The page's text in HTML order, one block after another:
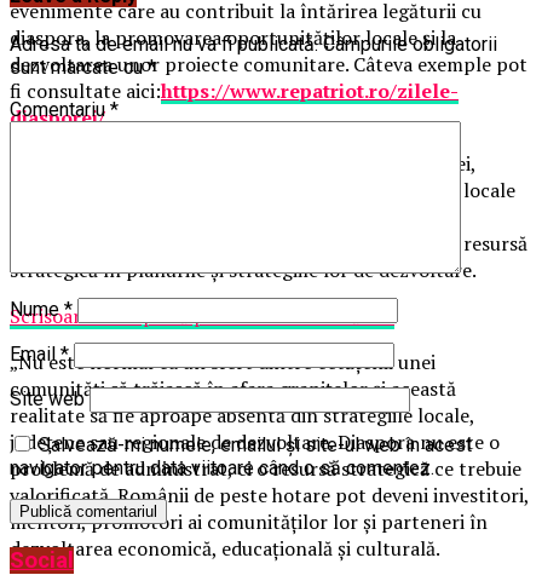
evenimente care au contribuit la întărirea legăturii cu
diaspora, la promovarea oportunităților locale și la
dezvoltarea unor proiecte comunitare. Câteva exemple pot
fi consultate aici:https://www.repatriot.ro/zilele-
diasporei/
Cu ocazia aniversării a 10 ani de la lansarea inițiativei,
RePatriot a transmis un apel către primării, consilii locale
consolideze relația cu diaspora și să includă această resursă
strategică în planurile și strategiile lor de dezvoltare.
Scrisoarea completă poate fi consultată aici
„Nu este normal ca un sfert dintre cetățenii unei
comunități să trăiască în afara granițelor și această
realitate să fie aproape absentă din strategiile locale,
județene sau regionale de dezvoltare. Diaspora nu este o
problemă de administrat, ci o resursă strategică ce trebuie
valorificată. Românii de peste hotare pot deveni investitori,
mentori, promotori ai comunităților lor și parteneri în
dezvoltarea economică, educațională și culturală.
Adresa ta de email nu va fi publicată. Câmpurile obligatorii
sunt marcate cu*
Comentariu *
Nume*
Email*
Site web
Salvează-mi numele, emailul și site-ul web în acest
navigator pentru data viitoare când o să comentez.
Social